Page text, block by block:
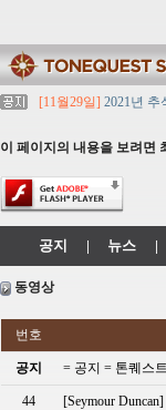
[11월29일] 2021년 추
[11월29일]2021년 설
[11월29일]
톤퀘스트
이 페이지의 내용을 보려면
공지 | 뉴스 |
동영상
번호
공지 = 공지 = 톤퀘스
44 [Seymour